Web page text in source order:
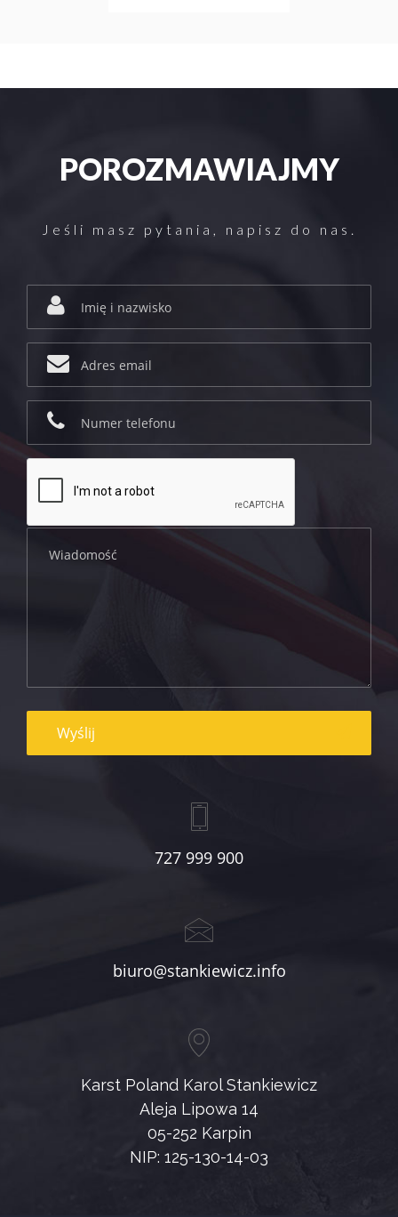
POROZMAWIAJMY
Jeśli masz pytania, napisz do nas.
727 999 900
biuro@stankiewicz.info
Karst Poland Karol Stankiewicz
Aleja Lipowa 14
05-252 Karpin
NIP: 125-130-14-03